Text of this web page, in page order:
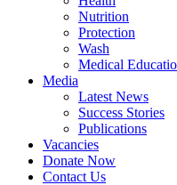
Nutrition
Protection
Wash
Medical
Media
Latest News
Success Stories
Publications
Vacancies
Donate Now
Contact Us